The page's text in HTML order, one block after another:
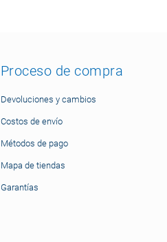
Proceso de compra
Devoluciones y cambios
Costos de envío
Métodos de pago
Mapa de tiendas
Garantías